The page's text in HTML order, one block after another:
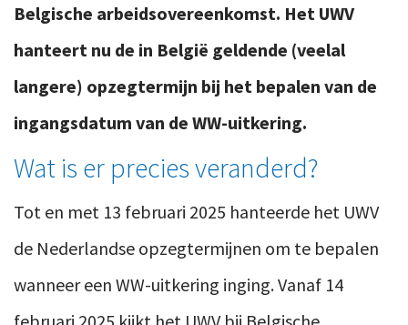
Belgische arbeidsovereenkomst. Het UWV
hanteert nu de in België geldende (veelal
langere) opzegtermijn bij het bepalen van de
ingangsdatum van de WW-uitkering.
Wat is er precies veranderd?
Tot en met 13 februari 2025 hanteerde het UWV
de Nederlandse opzegtermijnen om te bepalen
wanneer een WW-uitkering inging. Vanaf 14